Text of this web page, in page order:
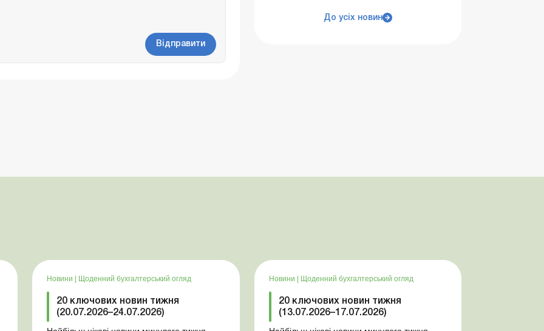
Відправити
До усіх новин
Новини | Щоденний бухгалтерський огляд
20 ключових новин тижня
(20.07.2026–24.07.2026)
Новини | Щоденний бухгалтерський огляд
20 ключових новин тижня
(13.07.2026–17.07.2026)